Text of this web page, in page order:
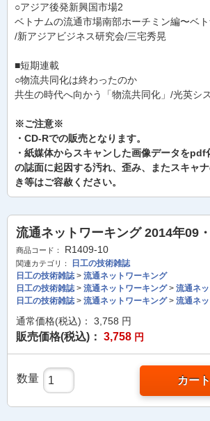
○アジア後発新興国市場2
ベトナムの流通市場南部ホーチミン編〜ベ
/新アジアビジネス研究会/三宅秀晃
■短期連載
○物流共同化は終わったのか
共生の時代へ向かう「物流共同化」/光英シ
※ご注意※
・CD-Rでの販売となります。
・紙媒体からスキャンした画像データを
の誌面に起因する汚れ、歪み、またスキャ
き等はご容赦ください。
流通ネットワーキング 2014年09
商品コード： R1409-10
関連カテゴリ：
日工の技術雑誌
日工の技術雑誌> 流通ネットワーキング
日工の技術雑誌> 流通ネットワーキング> 流通ネ
日工の技術雑誌> 流通ネットワーキング> 流通ネ
通常価格(税込)： 3,758 円
販売価格(税込)： 3,758 円
数量 カー